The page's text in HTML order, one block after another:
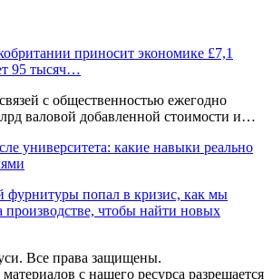
приносит экономике £7,1
95 тысяч…
с общественностью ежегодно
валовой добавленной стоимости и…
университета: какие навыки реально
фурнитуры попал в кризис, как мы
чтобы найти новых
Все права защищены.
с нашего ресурса разрешается